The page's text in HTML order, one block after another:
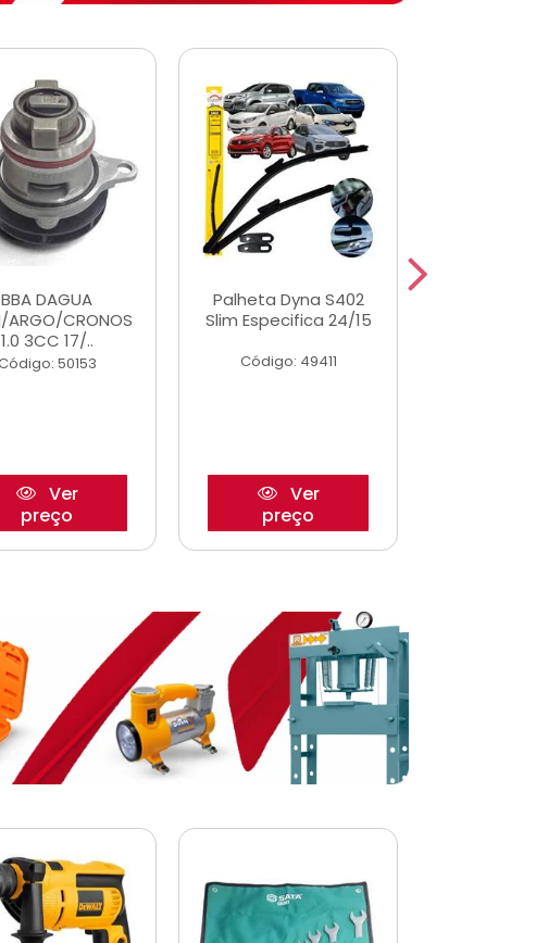
BBA DAGUA
ARGO/CRONOS
1.0 3CC 17/..
50153
Ver
preço
Palheta Dyna S402
Slim Especifica 24/15
Código: 49411
Ver
preço